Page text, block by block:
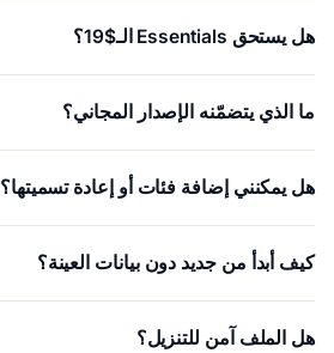
هل يستحق Essentials الـ$19؟
ما الذي يتضمّنه الإصدار المجاني؟
هل يمكنني إضافة فئات أو إعادة تسميتها؟
كيف أبدأ من جديد دون بيانات العينة؟
هل الملف آمن للتنزيل؟